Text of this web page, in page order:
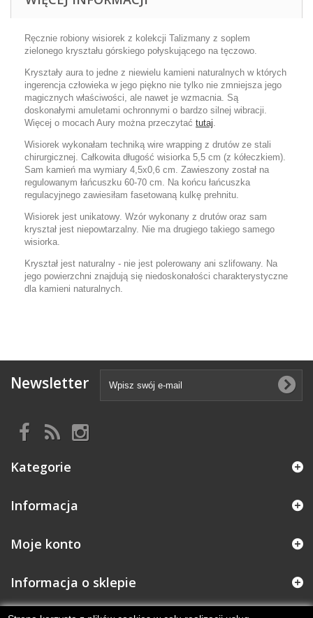
Ręcznie robiony wisiorek z kolekcji Talizmany z soplem
zielonego kryształu górskiego połyskującego na tęczowo.
Kryształy aura to jedne z niewielu kamieni naturalnych w których
ingerencja człowieka w jego piękno nie tylko nie zmniejsza jego
magicznych właściwości, ale nawet je wzmacnia. Są
doskonałymi amuletami ochronnymi o bardzo silnej wibracji.
Więcej o mocach Aury można przeczytać tutaj.
Wisiorek wykonałam techniką wire wrapping z drutów ze stali
chirurgicznej. Całkowita długość wisiorka 5,5 cm (z kółeczkiem).
Sam kamień ma wymiary 4,5x0,6 cm. Zawieszony został na
regulowanym łańcuszku 60-70 cm. Na końcu łańcuszka
regulacyjnego zawiesiłam fasetowaną kulkę prehnitu.
Wisiorek jest unikatowy. Wzór wykonany z drutów oraz sam
kryształ jest niepowtarzalny. Nie ma drugiego takiego samego
wisiorka.
Kryształ jest naturalny - nie jest polerowany ani szlifowany. Na
jego powierzchni znajdują się niedoskonałości charakterystyczne
dla kamieni naturalnych.
Newsletter
Kategorie
Informacja
Moje konto
Informacja o sklepie